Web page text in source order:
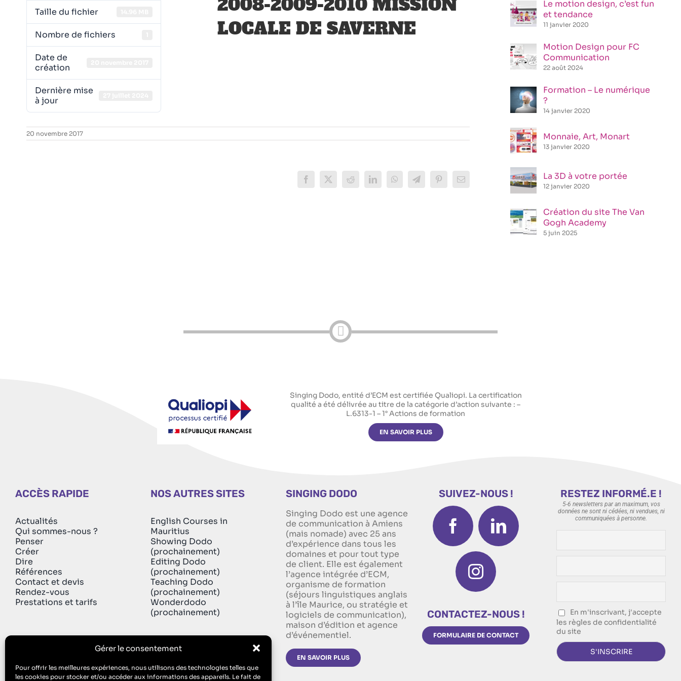
Gérer le consentement
Pour offrir les meilleures expériences, nous utilisons des technologies telles que
les cookies pour stocker et/ou accéder aux informations des appareils. Le fait de
Taille du fichier
Nombre de fichiers
Date de
création
Dernière mise
à jour
2008-2009-2010 MISSION
LOCALE DE SAVERNE
20 novembre 2017
Facebook
X Reddit LinkedInWhatsAppTelegramPinterestEmail
Le motion design, c’est fun
et tendance
11 janvier 2020
Motion Design pour FC
Communication
22 août 2024
Formation – Le numérique
?
14 janvier 2020
Monnaie, Art, Monart
13 janvier 2020
La 3D à votre portée
12 janvier 2020
Création du site The Van
Gogh Academy
5 juin 2025
Singing Dodo, entité d’ECM est certifiée Qualiopi. La certification
qualité a été délivrée au titre de la catégorie d’action suivante : –
L.6313-1 – 1° Actions de formation
EN SAVOIR PLUS
ACCÈS RAPIDE
Actualités
Qui sommes-nous ?
Penser
Créer
Dire
Références
Contact et devis
Rendez-vous
Prestations et tarifs
NOS AUTRES SITES
English Courses in
Mauritius
Showing Dodo
(prochainement)
Editing Dodo
(prochainement)
Teaching Dodo
(prochainement)
Wonderdodo
(prochainement)
SINGING DODO
Singing Dodo est une agence
de communication à Amiens
(mais nomade) avec 25 ans
d’expérience dans tous les
domaines et pour tout type
de client. Elle est également
l’agence intégrée d’ECM,
organisme de formation
(séjours linguistiques anglais
à l’île Maurice, ou stratégie et
logiciels de communication),
maison d’édition et agence
d’événementiel.
EN SAVOIR PLUS
SUIVEZ-NOUS !
CONTACTEZ-NOUS !
FORMULAIRE DE CONTACT
RESTEZ INFORMÉ.E !
5-6 newsletters par an maximum, vos
données ne sont ni cédées, ni vendues, ni
communiquées à personne.
En m'inscrivant, j'accepte
les règles de confidentialité
du site